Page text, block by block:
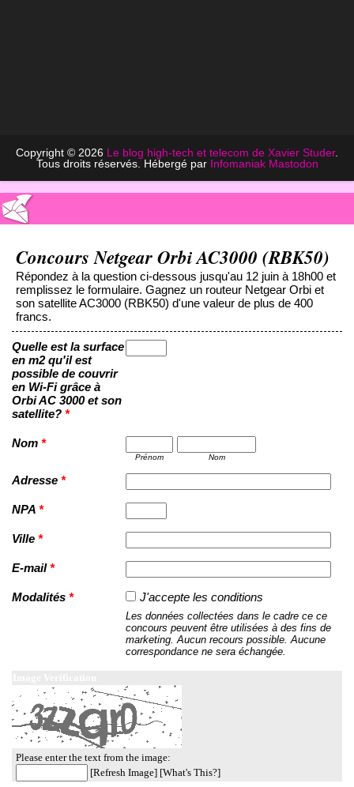
Copyright © 2026 Le blog high-tech et telecom de Xavier Studer.
Tous droits réservés. Hébergé par Infomaniak Mastodon